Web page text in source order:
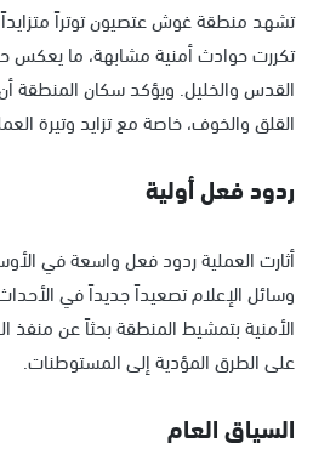
تشهد منطقة غوش عتصيون توتراً متزايداً
تكررت حوادث أمنية مشابهة، ما يعكس
القدس والخليل. ويؤكد سكان المنطقة
القلق والخوف، خاصة مع تزايد وتيرة
ردود فعل أولية
أثارت العملية ردود فعل واسعة في
وسائل الإعلام تصعيداً جديداً في
الأمنية بتمشيط المنطقة بحثاً عن
على الطرق المؤدية إلى المستوطنات.
السياق العام